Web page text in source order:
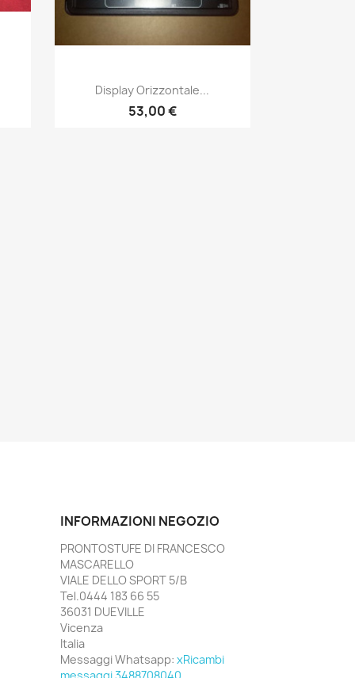
Anteprima
Display Orizzontale...
53,00 €
INFORMAZIONI NEGOZIO
PRONTOSTUFE DI FRANCESCO
MASCARELLO
VIALE DELLO SPORT 5/B
Tel.0444 183 66 55
36031 DUEVILLE
Vicenza
Italia
Messaggi Whatsapp: xRicambi